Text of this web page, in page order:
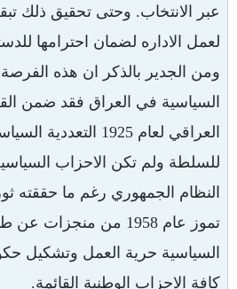
عبر الانتخاب. وحتى تحقيق ذلك
لعمل الاداره لضمان احترامها
ومن الجدير بالذكر ان هذه
السياسية في العراق فقد ضمن
العراقي لعام 1925
للسلطة ولم تكن الاحزاب
النظام الجمهوري رغم ما حققته
تموز عام 1958 من
السياسية حرية العمل وتشكيل
كافة الاحزاب الوطنية القائمة.